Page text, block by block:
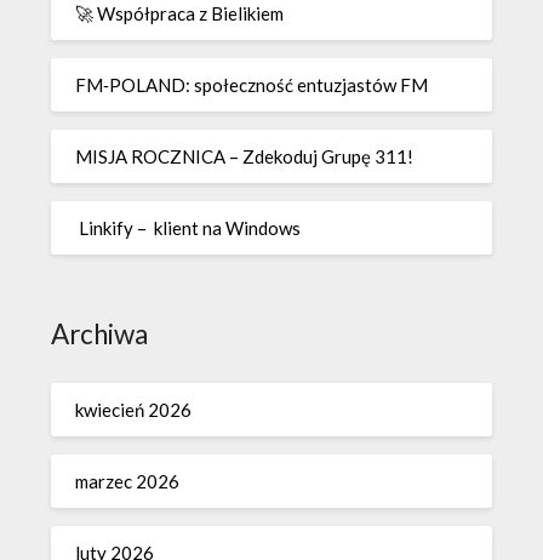
🚀 Współpraca z Bielikiem
FM‑POLAND: społeczność entuzjastów FM
MISJA ROCZNICA – Zdekoduj Grupę 311!
Linkify – klient na Windows
Archiwa
kwiecień 2026
marzec 2026
luty 2026